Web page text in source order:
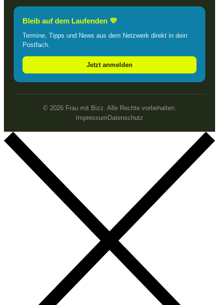
Bleib auf dem Laufenden 💜
Termine, Tipps und News aus dem Netzwerk direkt in dein
Postfach.
Jetzt anmelden
© 2026 Frau mit Bizz. Alle Rechte vorbehalten.
Impressum Datenschutz